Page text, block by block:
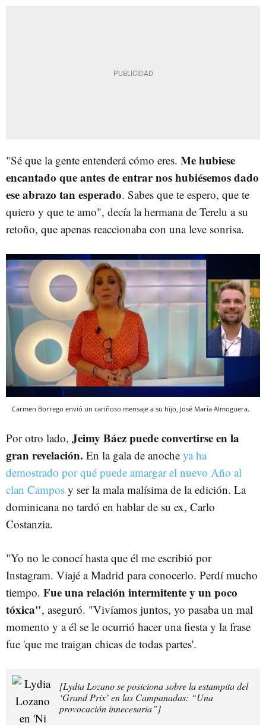
"Sé que la gente entenderá cómo eres. Me hubiese
encantado que antes de entrar nos hubiésemos dado
ese abrazo tan esperado. Sabes que te espero, que te
quiero y que te amo", decía la hermana de Terelu a su
retoño, que apenas reaccionaba con una leve sonrisa.
Carmen Borrego envió un cariñoso mensaje a su hijo, José María Almoguera.
Por otro lado, Jeimy Báez puede convertirse en la
gran revelación. En la gala de anoche ya ha
demostrado por qué puede amargar el nuevo Año al
clan Campos y ser la mala malísima de la edición. La
dominicana no tardó en hablar de su ex, Carlo
Costanzia.
"Yo no le conocí hasta que él me escribió por
Instagram. Viajé a Madrid para conocerlo. Perdí mucho
tiempo. Fue una relación intermitente y un poco
tóxica", aseguró. "Vivíamos juntos, yo pasaba un mal
momento y a él se le ocurrió hacer una fiesta y la frase
fue 'que me traigan chicas de todas partes'.
[Lydia Lozano se posiciona sobre la estampita del
‘Grand Prix’ en las Campanadas: “Una
provocación innecesaria”]